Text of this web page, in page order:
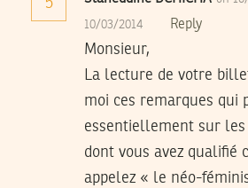
5
10/03/2014 Reply
Monsieur,
La lecture de votre
moi ces remarques qui
essentiellement sur les
dont vous avez qualifié
appelez « le néo-